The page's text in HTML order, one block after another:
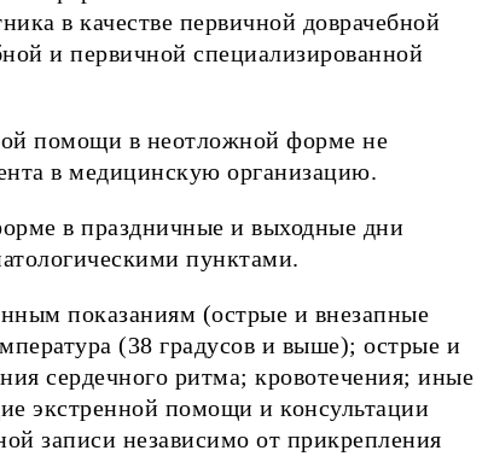
в качестве первичной доврачебной
и первичной специализированной
помощи в неотложной форме не
в медицинскую организацию.
в праздничные и выходные дни
пунктами.
показаниям (острые и внезапные
(38 градусов и выше); острые и
сердечного ритма; кровотечения; иные
экстренной помощи и консультации
записи независимо от прикрепления